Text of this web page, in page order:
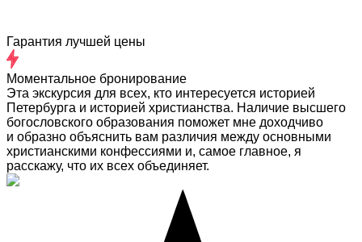
Гарантия лучшей цены
Моментальное бронирование
Эта экскурсия для всех, кто интересуется историей
Петербурга и историей христианства. Наличие высшего
богословского образования поможет мне доходчиво
и образно объяснить вам различия между основными
христианскими конфессиями и, самое главное, я
расскажу, что их всех объединяет.